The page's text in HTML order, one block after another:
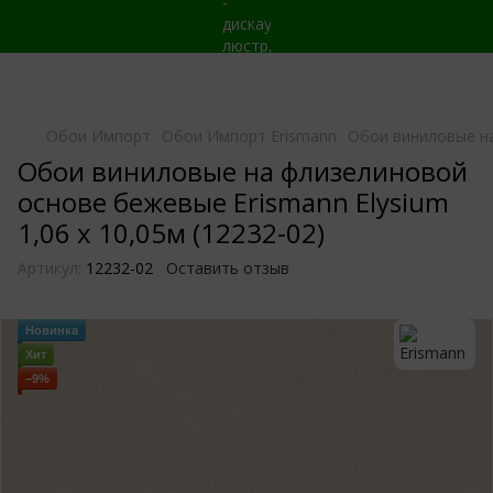
Обои Импорт Обои Импорт Erismann Обои виниловые
Обои виниловые на флизелиновой
основе бежевые Erismann Elysium
1,06 х 10,05м (12232-02)
Артикул: 12232-02 Оставить отзыв
Новинка
Хит
−9%